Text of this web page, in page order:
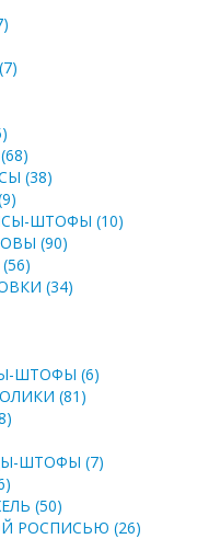
(38)
ШТОФЫ (10)
(90)
(34)
ШТОФЫ (6)
(81)
ШТОФЫ (7)
(50)
РОСПИСЬЮ (26)